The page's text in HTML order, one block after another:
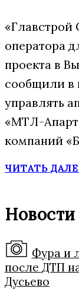
«Главстрой
оператора
проекта в
сообщили в
управлять
«МТЛ-
компаний
ЧИТАТЬ
Фура и
после ДТП
Дусьево